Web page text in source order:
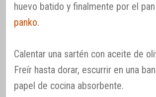
huevo batido y finalmente por el
panko.
Calentar una sartén con aceite de
Freír hasta dorar, escurrir en una
papel de cocina absorbente.